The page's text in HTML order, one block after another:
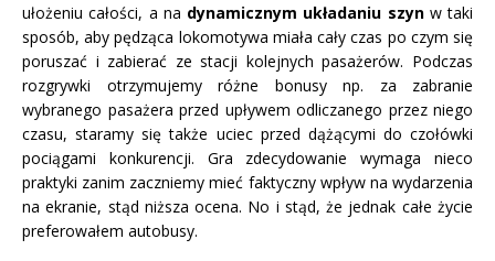
ułożeniu całości, a na dynamicznym układaniu szynw taki
sposób, aby pędząca lokomotywa miała cały czas po czym się
poruszać i zabierać ze stacji kolejnych pasażerów. Podczas
rozgrywki otrzymujemy różne bonusy np. za zabranie
wybranego pasażera przed upływem odliczanego przez niego
czasu, staramy się także uciec przed dążącymi do czołówki
pociągami konkurencji. Gra zdecydowanie wymaga nieco
praktyki zanim zaczniemy mieć faktyczny wpływ na wydarzenia
na ekranie, stąd niższa ocena. No i stąd, że jednak całe życie
preferowałem autobusy.